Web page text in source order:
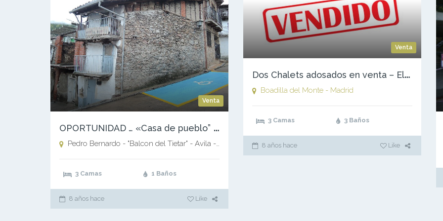
Venta
O
PORTUNIDAD … «Casa de pueblo” en VENTA – (PRECIO.- «A CONSULTAR»)
Pedro Bernardo - "Balcon del Tietar" - Avila - , Pedro Bernardo - Avila (Valle del Tietar)
3 Camas 1 Baños
8 años hace Like
Venta
D
os Chalets adosados en venta – El Olivar de Mirabal, Boadilla del Monte – Madrid
Boadilla del Monte - Madrid
3 Camas 3 Baños
8 años hace Like